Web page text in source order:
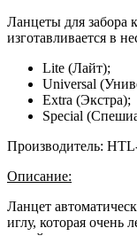
Ланцеты для
изготавливается в
Lite (Лайт);
Universal
Extra (Экстра);
Special
Производитель:
Описание:
Ланцет
иглу, которая очень